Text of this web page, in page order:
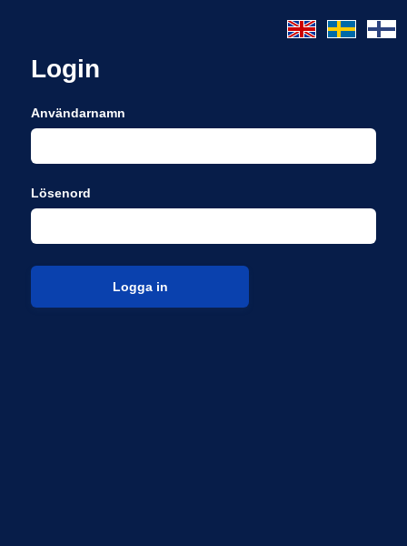
Login
Användarnamn
Lösenord